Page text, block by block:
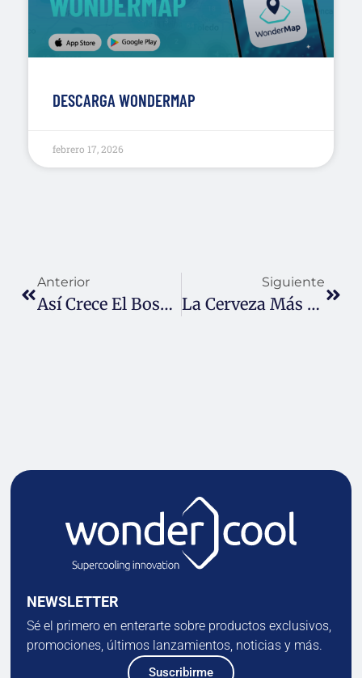
DESCARGA WONDERMAP
febrero 17, 2026
Anterior
Así Crece El Bosque Wondercool
Siguiente
La Cerveza Más Fría Del Mundo
NEWSLETTER
Sé el primero en enterarte sobre productos exclusivos,
promociones, últimos lanzamientos, noticias y más.
Suscribirme